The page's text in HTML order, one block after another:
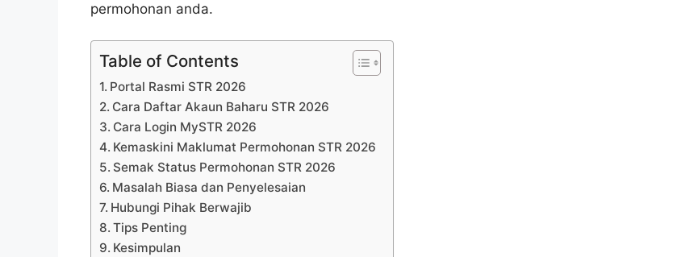
permohonan anda.
Table of Contents
Portal Rasmi STR 2026
Cara Daftar Akaun Baharu STR 2026
Cara Login MySTR 2026
Kemaskini Maklumat Permohonan STR 2026
Semak Status Permohonan STR 2026
Masalah Biasa dan Penyelesaian
Hubungi Pihak Berwajib
Tips Penting
Kesimpulan